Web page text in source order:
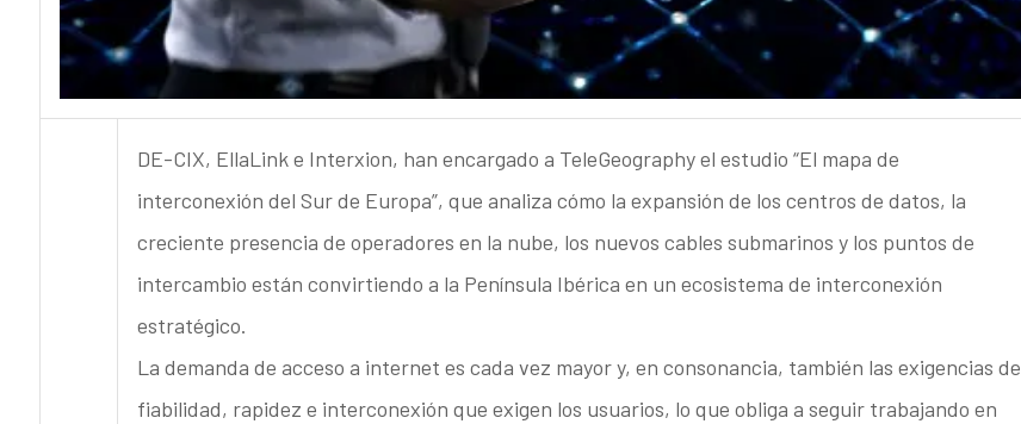
DE-CIX, EllaLink e Interxion, han encargado a TeleGeography el estudio “El mapa de
interconexión del Sur de Europa”, que analiza cómo la expansión de los centros de datos, la
creciente presencia de operadores en la nube, los nuevos cables submarinos y los puntos de
intercambio están convirtiendo a la Península Ibérica en un ecosistema de interconexión
estratégico.
La demanda de acceso a internet es cada vez mayor y, en consonancia, también las exigencias de
fiabilidad, rapidez e interconexión que exigen los usuarios, lo que obliga a seguir trabajando en